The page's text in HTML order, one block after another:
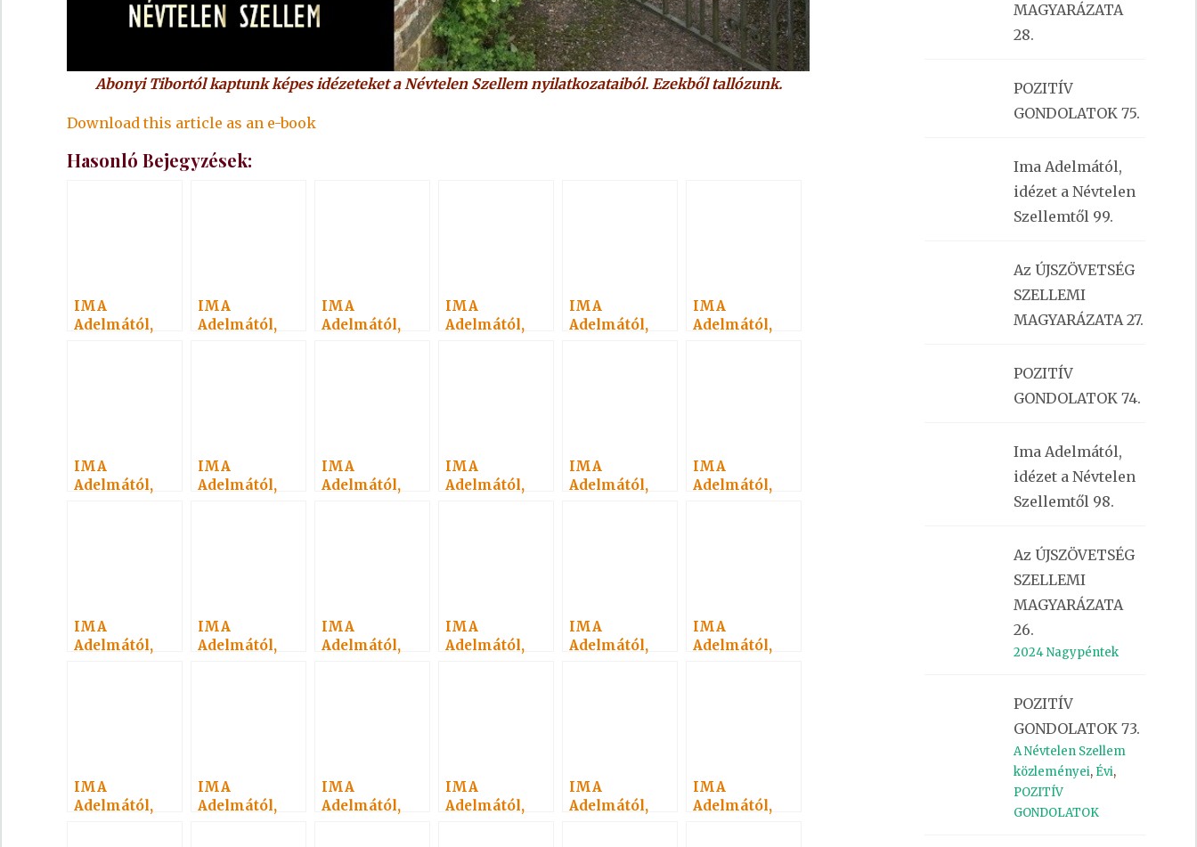
Abonyi Tibortól kaptunk képes idézeteket a Névtelen Szellem nyilatkozataiból. Ezekből tallózunk.
Download this article as an e-book
Hasonló Bejegyzések:
IMA
Adelmától,
IMA
Adelmától,
IMA
Adelmától,
IMA
Adelmától,
IMA
Adelmától,
IMA
Adelmától,
IMA
Adelmától,
IMA
Adelmától,
IMA
Adelmától,
IMA
Adelmától,
IMA
Adelmától,
IMA
Adelmától,
IMA
Adelmától,
IMA
Adelmától,
IMA
Adelmától,
IMA
Adelmától,
IMA
Adelmától,
IMA
Adelmától,
IMA
Adelmától,
IMA
Adelmától,
IMA
Adelmától,
IMA
Adelmától,
IMA
Adelmától,
IMA
Adelmától,
MAGYARÁZATA
28.
POZITÍV
GONDOLATOK 75.
Ima Adelmától,
idézet a Névtelen
Szellemtől 99.
Az ÚJSZÖVETSÉG
SZELLEMI
MAGYARÁZATA 27.
POZITÍV
GONDOLATOK 74.
Ima Adelmától,
idézet a Névtelen
Szellemtől 98.
Az ÚJSZÖVETSÉG
SZELLEMI
MAGYARÁZATA
26.
2024 Nagypéntek
POZITÍV
GONDOLATOK 73.
A Névtelen Szellem
közleményei, Évi,
POZITÍV
GONDOLATOK